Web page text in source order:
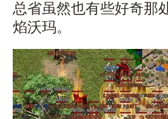
总省虽然也有些好奇那
焰沃玛。